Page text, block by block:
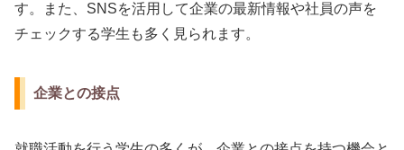
す。また、SNSを活用して企業の最新情報や社員の声を
チェックする学生も多く見られます。
企業との接点